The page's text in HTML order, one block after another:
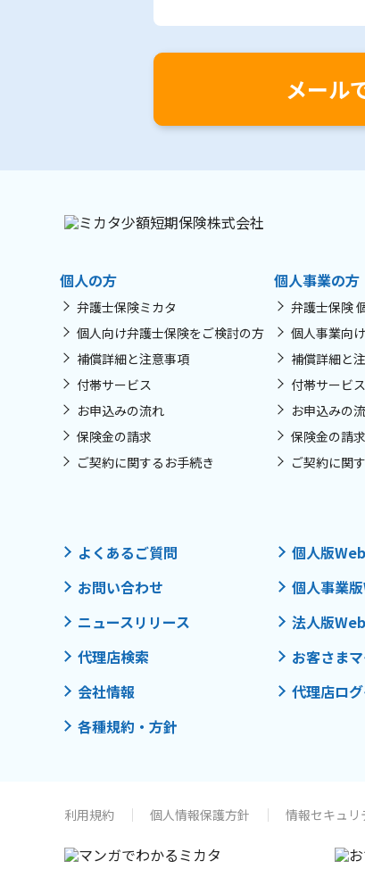
メール
個人の方
弁護士保険ミカタ
個人向け弁護士保険をご検討の方
補償詳細と注意事項
付帯サービス
お申込みの流れ
保険金の請求
ご契約に関するお手続き
個人事業の方
弁護士保険
個人事業向
補償詳細と
付帯サービス
お申込みの
保険金の請求
ご契約に関
よくあるご質問
お問い合わせ
ニュースリリース
代理店検索
会社情報
各種規約・方針
個人版
個人事業
法人版
お客さま
代理店ロ
利用規約 個人情報保護方針 情報セキュリ